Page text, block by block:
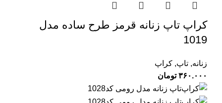
کراپ تاپ زنانه قرمز طرح ساده مدل
1019
زنانه, تاپ, کراپ
۳۶۰.۰۰۰ تومان